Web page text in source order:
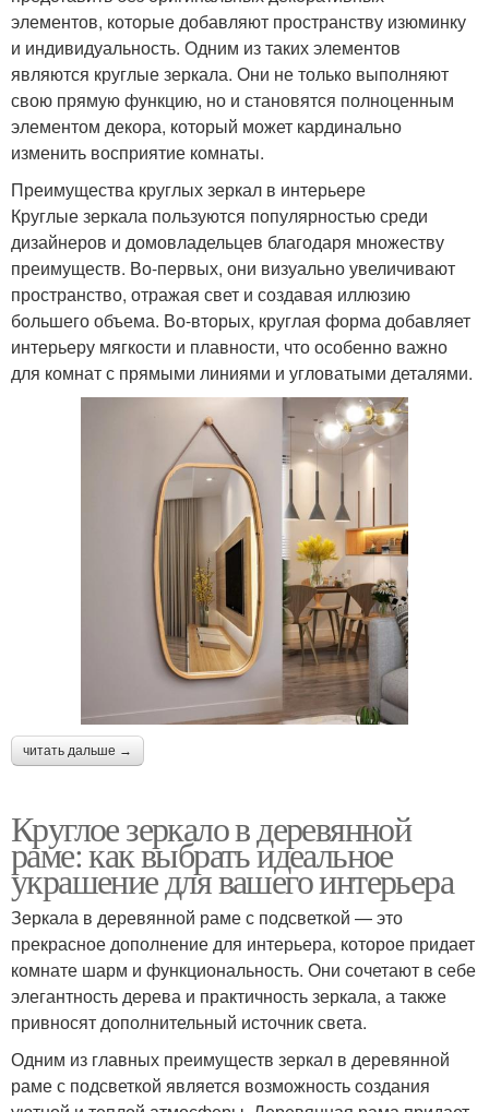
элементов, которые добавляют пространству изюминку
и индивидуальность. Одним из таких элементов
являются круглые зеркала. Они не только выполняют
свою прямую функцию, но и становятся полноценным
элементом декора, который может кардинально
изменить восприятие комнаты.
Преимущества круглых зеркал в интерьере
Круглые зеркала пользуются популярностью среди
дизайнеров и домовладельцев благодаря множеству
преимуществ. Во-первых, они визуально увеличивают
пространство, отражая свет и создавая иллюзию
большего объема. Во-вторых, круглая форма добавляет
интерьеру мягкости и плавности, что особенно важно
для комнат с прямыми линиями и угловатыми деталями.
читать дальше →
Круглое зеркало в деревянной
раме: как выбрать идеальное
украшение для вашего интерьера
Зеркала в деревянной раме с подсветкой — это
прекрасное дополнение для интерьера, которое придает
комнате шарм и функциональность. Они сочетают в себе
элегантность дерева и практичность зеркала, а также
привносят дополнительный источник света.
Одним из главных преимуществ зеркал в деревянной
раме с подсветкой является возможность создания